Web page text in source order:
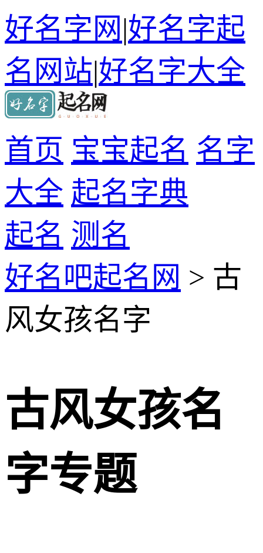
好名字网|好名字起
名网站|好名字大全
首页 宝宝起名 名字
大全 起名字典
起名 测名
好名吧起名网 > 古
风女孩名字
古风女孩名
字专题